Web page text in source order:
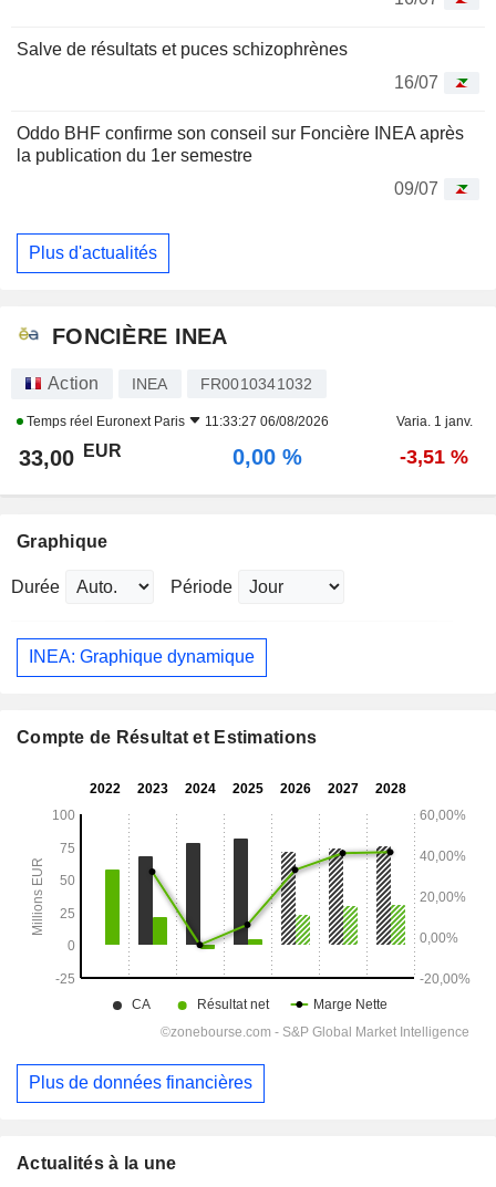
Salve de résultats et puces schizophrènes
16/07
Oddo BHF confirme son conseil sur Foncière INEA après
la publication du 1er semestre
09/07
Plus d'actualités
FONCIÈRE INEA
Action INEA FR0010341032
Temps réel Euronext Paris 11:33:27 06/08/2026 Varia. 1 janv.
33,00 EUR 0,00 % -3,51 %
Graphique
Durée Période
INEA: Graphique dynamique
Compte de Résultat et Estimations
Plus de données financières
Actualités à la une